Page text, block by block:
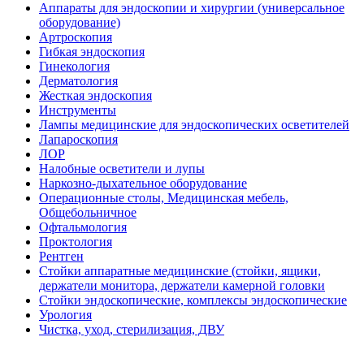
Аппараты для эндоскопии и хирургии (универсальное
оборудование)
Артроскопия
Гибкая эндоскопия
Гинекология
Дерматология
Жесткая эндоскопия
Инструменты
Лампы медицинские для эндоскопических осветителей
Лапароскопия
ЛОР
Налобные осветители и лупы
Наркозно-дыхательное оборудование
Операционные столы, Медицинская мебель,
Общебольничное
Офтальмология
Проктология
Рентген
Стойки аппаратные медицинские (стойки, ящики,
держатели монитора, держатели камерной головки
Стойки эндоскопические, комплексы эндоскопические
Урология
Чистка, уход, стерилизация, ДВУ